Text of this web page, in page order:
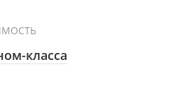
класса